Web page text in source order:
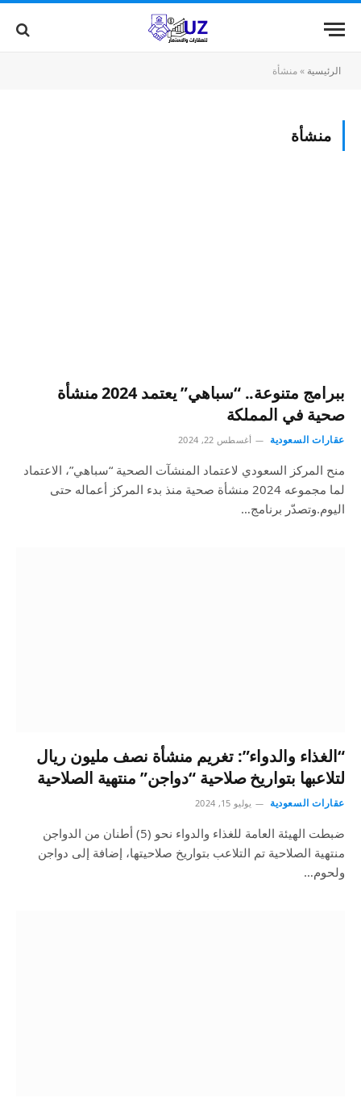
الرئيسية »منشأة
منشأة
ببرامج متنوعة.. “سباهي” يعتمد 2024 منشأة
صحية في المملكة
عقارات السعودية أغسطس 22, 2024
منح المركز السعودي لاعتماد المنشآت الصحية “سباهي”، الاعتماد
لما مجموعه 2024 منشأة صحية منذ بدء المركز أعماله حتى
اليوم.وتصدّر برنامج…
“الغذاء والدواء”: تغريم منشأة نصف مليون ريال
لتلاعبها بتواريخ صلاحية “دواجن” منتهية الصلاحية
عقارات السعودية يوليو 15, 2024
ضبطت الهيئة العامة للغذاء والدواء نحو (5) أطنان من الدواجن
منتهية الصلاحية تم التلاعب بتواريخ صلاحيتها، إضافة إلى دواجن
ولحوم…